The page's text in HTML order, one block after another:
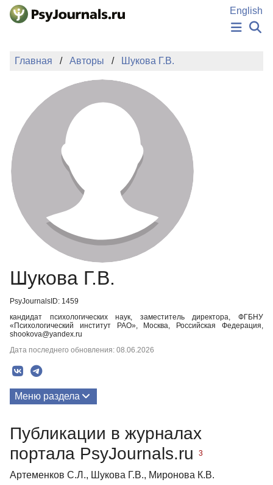
Перейти к основному содержанию
English
НОВОСТИ
АВТОРЫ
ПОДАТЬ РУКОПИСЬ
БАЗА ЗНАНИЙ
КЛЮЧЕВЫЕ СЛОВА
Регистрация
Главная Авторы Шукова Г.В.
Шукова Г.В.
PsyJournalsID: 1459
кандидат психологических наук, заместитель директора, ФГБНУ
«Психологический институт РАО», Москва, Российская Федерация,
shookova@yandex.ru
Дата последнего обновления: 08.06.2026
Меню раздела
Публикации в журналах
портала PsyJournals.ru
3
Артеменков С.Л., Шукова Г.В., Миронова К.В.